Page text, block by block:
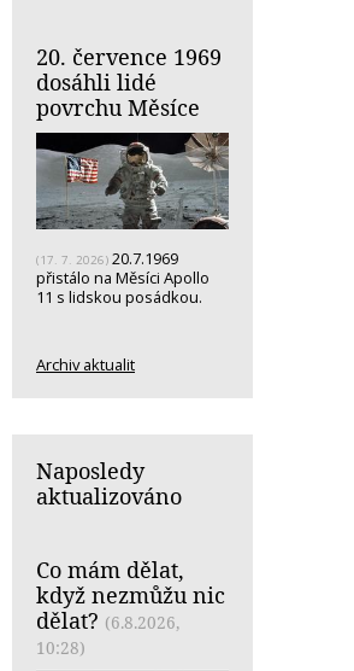
20. července 1969
dosáhli lidé
povrchu Měsíce
(17. 7. 2026) 20.7.1969
přistálo na Měsíci Apollo
11 s lidskou posádkou.
Archiv aktualit
Naposledy
aktualizováno
Co mám dělat,
když nezmůžu nic
dělat? (6.8.2026,
10:28)